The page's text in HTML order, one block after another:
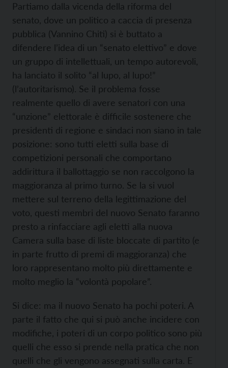
Partiamo dalla vicenda della riforma del
senato, dove un politico a caccia di presenza
pubblica (Vannino Chiti) si è buttato a
difendere l’idea di un “senato elettivo” e dove
un gruppo di intellettuali, un tempo autorevoli,
ha lanciato il solito “al lupo, al lupo!”
(l’autoritarismo). Se il problema fosse
realmente quello di avere senatori con una
“unzione” elettorale è difficile sostenere che
presidenti di regione e sindaci non siano in tale
posizione: sono tutti eletti sulla base di
competizioni personali che comportano
addirittura il ballottaggio se non raccolgono la
maggioranza al primo turno. Se la si vuol
mettere sul terreno della legittimazione del
voto, questi membri del nuovo Senato faranno
presto a rinfacciare agli eletti alla nuova
Camera sulla base di liste bloccate di partito (e
in parte frutto di premi di maggioranza) che
loro rappresentano molto più direttamente e
molto meglio la “volontà popolare”.
Si dice: ma il nuovo Senato ha pochi poteri. A
parte il fatto che qui si può anche incidere con
modifiche, i poteri di un corpo politico sono più
quelli che esso si prende nella pratica che non
quelli che gli vengono assegnati sulla carta. E